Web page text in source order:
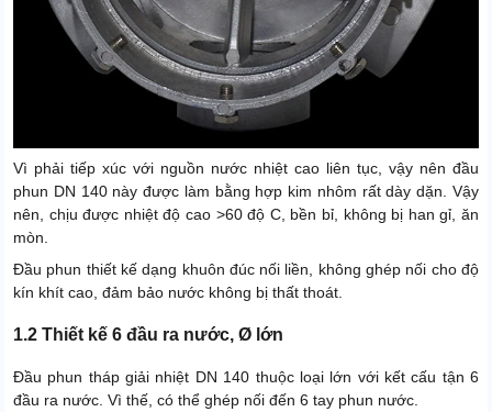
Vì phải tiếp xúc với nguồn nước nhiệt cao liên tục, vậy nên đầu
phun DN 140 này được làm bằng hợp kim nhôm rất dày dặn. Vậy
nên, chịu được nhiệt độ cao >60 độ C, bền bỉ, không bị han gỉ, ăn
mòn.
Đầu phun thiết kế dạng khuôn đúc nối liền, không ghép nối cho độ
kín khít cao, đảm bảo nước không bị thất thoát.
1.2 Thiết kế 6 đầu ra nước, Ø lớn
Đầu phun tháp giải nhiệt DN 140 thuộc loại lớn với kết cấu tận 6
đầu ra nước. Vì thế, có thể ghép nối đến 6 tay phun nước.